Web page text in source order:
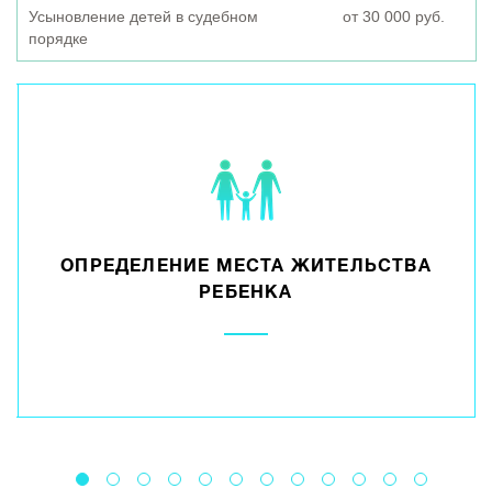
Усыновление детей в судебном
порядке
от 30 000 руб.
ОПРЕДЕЛЕНИЕ МЕСТА ЖИТЕЛЬСТВА
РЕБЕНКА